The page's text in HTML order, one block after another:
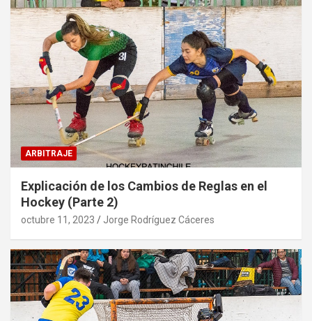
ARBITRAJE
Explicación de los Cambios de Reglas en el
Hockey (Parte 2)
octubre 11, 2023 Jorge Rodríguez Cáceres